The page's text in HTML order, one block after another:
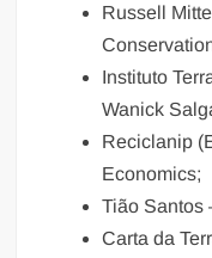
Russell
Instituto
Wanick
Reciclanip
Economics;
Tião Santos
Carta da